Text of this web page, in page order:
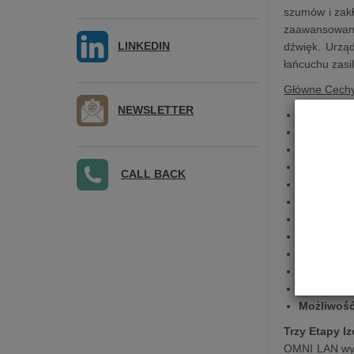
szumów i
dźwięk.
łańcuchu
Główne
Bardzo
­Trzy Etapy
OMNI LAN
LINKEDIN
NEWSLETTER
CALL BACK